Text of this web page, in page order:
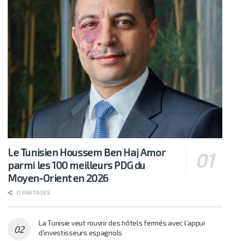
Le Tunisien Houssem Ben Haj Amor
parmi les 100 meilleurs PDG du
Moyen-Orient en 2026
0 PARTAGES
La Tunisie veut rouvrir des hôtels fermés avec l’appui
d’investisseurs espagnols